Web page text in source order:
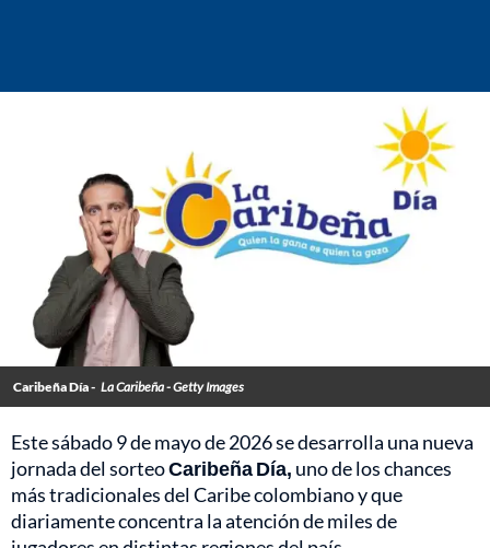
Caribeña Día - La Caribeña - Getty Images
Este sábado 9 de mayo de 2026 se desarrolla una nueva
jornada del sorteoCaribeña Día, uno de los chances
más tradicionales del Caribe colombiano y que
diariamente concentra la atención de miles de